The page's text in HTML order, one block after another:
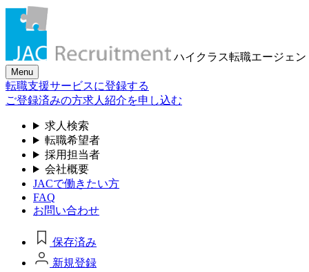
ハイクラス転職エージェン
Menu
転職支援サービスに登録する
ご登録済みの方求人紹介を申し込む
求人検索
転職希望者
採用担当者
会社概要
JACで働きたい方
FAQ
お問い合わせ
保存済み
新規登録